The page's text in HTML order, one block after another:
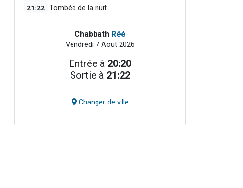
21:22 Tombée de la nuit
Chabbath Réé
Vendredi 7 Août 2026
Entrée à 20:20
Sortie à 21:22
Changer de ville